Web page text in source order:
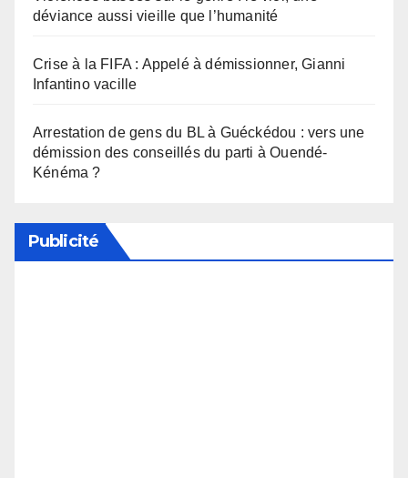
déviance aussi vieille que l’humanité
Crise à la FIFA : Appelé à démissionner, Gianni
Infantino vacille
Arrestation de gens du BL à Guéckédou : vers une
démission des conseillés du parti à Ouendé-
Kénéma ?
Publicité